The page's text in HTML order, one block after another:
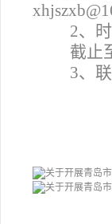
2、
截止
3、